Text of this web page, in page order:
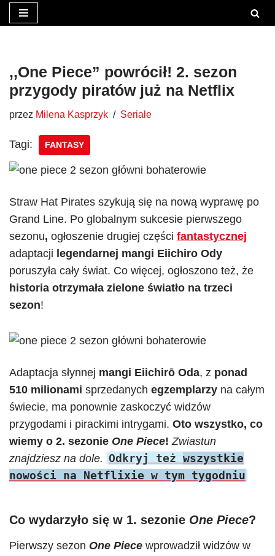
treści
,,One Piece” powrócił! 2. sezon
przygody piratów już na Netflix
przez Milena Kasprzyk Seriale
Tagi: FANTASY
Straw Hat Pirates szykują się na nową wyprawę po
Grand Line. Po globalnym sukcesie pierwszego
sezonu, ogłoszenie drugiej części fantastycznej
adaptacji legendarnej mangi Eiichiro Ody
poruszyła cały świat. Co więcej, ogłoszono też, że
historia otrzymała zielone światło na trzeci
sezon!
Adaptacja słynnej mangi Eiichirō Oda, z ponad
510 milionami sprzedanych egzemplarzy na całym
świecie, ma ponownie zaskoczyć widzów
przygodami i pirackimi intrygami. Oto wszystko, co
wiemy o 2. sezonie One Piece! Zwiastun
znajdziesz na dole. Odkryj też wszystkie
nowości na Netflixie w tym tygodniu
Co wydarzyło się w 1. sezonie One Piece?
Pierwszy sezon One Piece wprowadził widzów w